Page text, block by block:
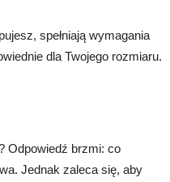
spełniają wymagania
dla Twojego rozmiaru.
Odpowiedź brzmi: co
Jednak zaleca się, aby